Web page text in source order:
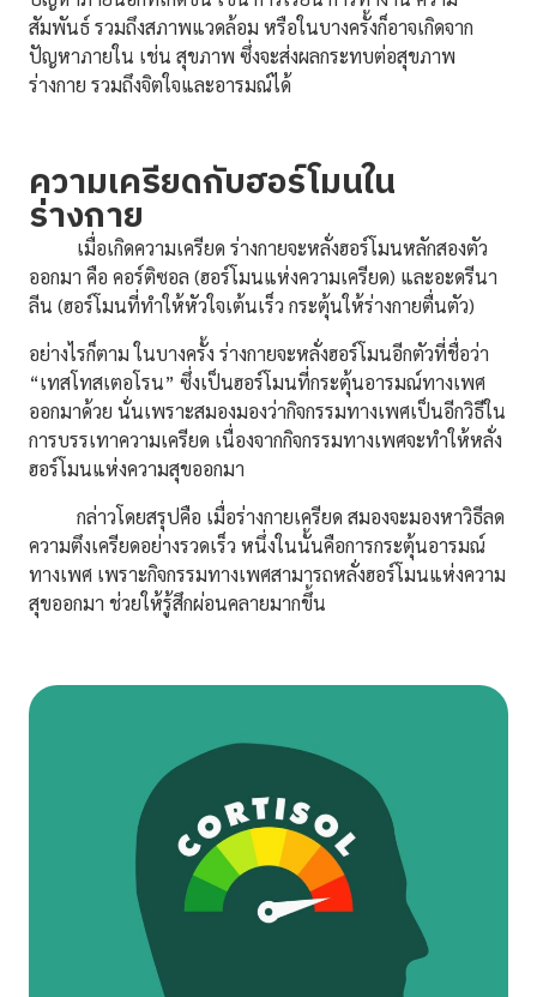
สัมพันธ์ รวมถึงสภาพแวดล้อม หรือในบางครั้งก็อาจเกิดจาก
ปัญหาภายใน เช่น สุขภาพ ซึ่งจะส่งผลกระทบต่อสุขภาพ
ร่างกาย รวมถึงจิตใจและอารมณ์ได้
ความเครียดกับฮอร์โมนใน
ร่างกาย
เมื่อเกิดความเครียด ร่างกายจะหลั่งฮอร์โมนหลักสองตัว
ออกมา คือ คอร์ติซอล (ฮอร์โมนแห่งความเครียด) และอะดรีนา
ลีน (ฮอร์โมนที่ทำให้หัวใจเต้นเร็ว กระตุ้นให้ร่างกายตื่นตัว)
อย่างไรก็ตาม ในบางครั้ง ร่างกายจะหลั่งฮอร์โมนอีกตัวที่ชื่อว่า
“เทสโทสเตอโรน” ซึ่งเป็นฮอร์โมนที่กระตุ้นอารมณ์ทางเพศ
ออกมาด้วย นั่นเพราะสมองมองว่ากิจกรรมทางเพศเป็นอีกวิธีใน
การบรรเทาความเครียด เนื่องจากกิจกรรมทางเพศจะทำให้หลั่ง
ฮอร์โมนแห่งความสุขออกมา
กล่าวโดยสรุปคือ เมื่อร่างกายเครียด สมองจะมองหาวิธีลด
ความตึงเครียดอย่างรวดเร็ว หนึ่งในนั้นคือการกระตุ้นอารมณ์
ทางเพศ เพราะกิจกรรมทางเพศสามารถหลั่งฮอร์โมนแห่งความ
สุขออกมา ช่วยให้รู้สึกผ่อนคลายมากขึ้น